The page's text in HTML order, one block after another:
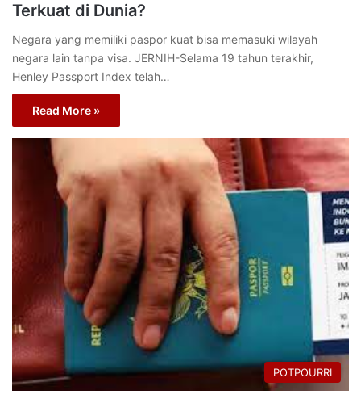
Terkuat di Dunia?
Negara yang memiliki paspor kuat bisa memasuki wilayah
negara lain tanpa visa. JERNIH-Selama 19 tahun terakhir,
Henley Passport Index telah…
Read More »
POTPOURRI